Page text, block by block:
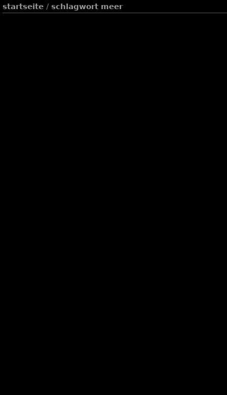
startseite/ schlagwort meer